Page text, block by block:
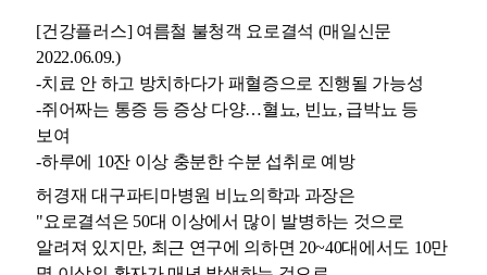
[건강플러스] 여름철 불청객 요로결석 (매일신문
2022.06.09.)
-치료 안 하고 방치하다가 패혈증으로 진행될 가능성
-쥐어짜는 통증 등 증상 다양…혈뇨, 빈뇨, 급박뇨 등
보여
-하루에 10잔 이상 충분한 수분 섭취로 예방
허경재대구파티마병원 비뇨의학과 과장은
"요로결석은 50대 이상에서 많이 발병하는 것으로
알려져 있지만, 최근 연구에 의하면 20~40대에서도 10만